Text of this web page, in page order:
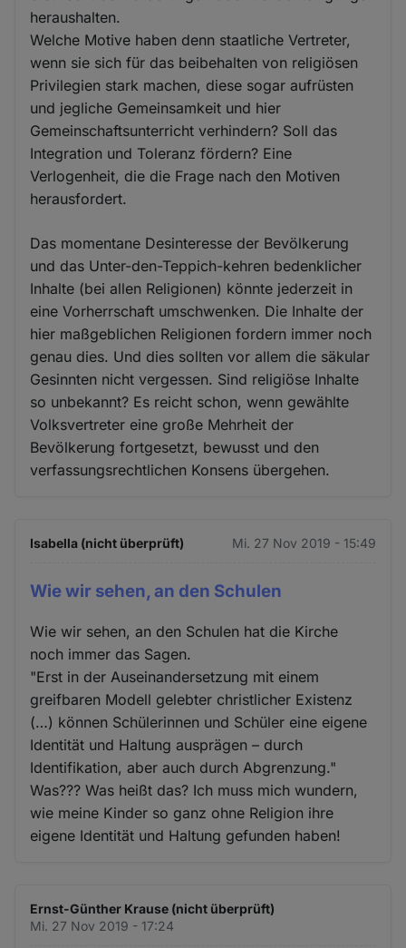
heraushalten.
Welche Motive haben denn staatliche Vertreter,
wenn sie sich für das beibehalten von religiösen
Privilegien stark machen, diese sogar aufrüsten
und jegliche Gemeinsamkeit und hier
Gemeinschaftsunterricht verhindern? Soll das
Integration und Toleranz fördern? Eine
Verlogenheit, die die Frage nach den Motiven
herausfordert.
Das momentane Desinteresse der Bevölkerung
und das Unter-den-Teppich-kehren bedenklicher
Inhalte (bei allen Religionen) könnte jederzeit in
eine Vorherrschaft umschwenken. Die Inhalte der
hier maßgeblichen Religionen fordern immer noch
genau dies. Und dies sollten vor allem die säkular
Gesinnten nicht vergessen. Sind religiöse Inhalte
so unbekannt? Es reicht schon, wenn gewählte
Volksvertreter eine große Mehrheit der
Bevölkerung fortgesetzt, bewusst und den
verfassungsrechtlichen Konsens übergehen.
Isabella (nicht überprüft) Mi. 27 Nov 2019 - 15:49
Wie wir sehen, an den Schulen
Wie wir sehen, an den Schulen hat die Kirche
noch immer das Sagen.
"Erst in der Auseinandersetzung mit einem
greifbaren Modell gelebter christlicher Existenz
(…) können Schülerinnen und Schüler eine eigene
Identität und Haltung ausprägen – durch
Identifikation, aber auch durch Abgrenzung."
Was??? Was heißt das? Ich muss mich wundern,
wie meine Kinder so ganz ohne Religion ihre
eigene Identität und Haltung gefunden haben!
Ernst-Günther Krause (nicht überprüft)
Mi. 27 Nov 2019 - 17:24